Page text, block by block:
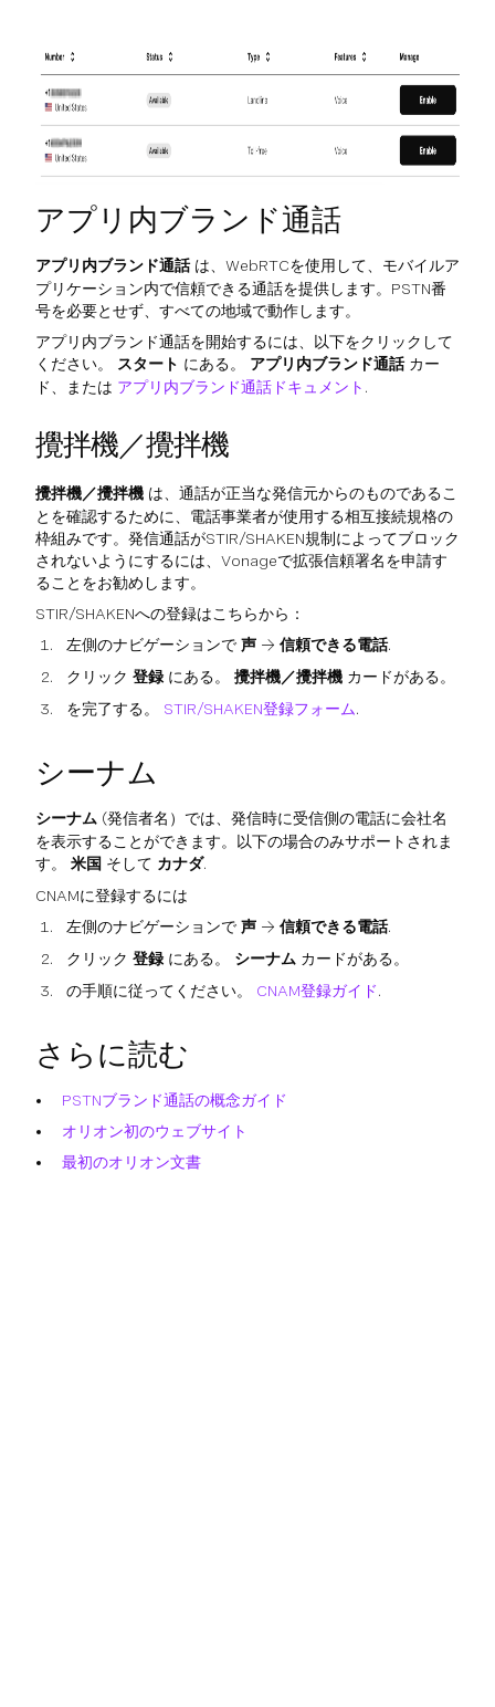
アプリ内ブランド通話
アプリ内ブランド通話は、WebRTCを使用して、モバイルア
プリケーション内で信頼できる通話を提供します。PSTN番
号を必要とせず、すべての地域で動作します。
アプリ内ブランド通話を開始するには、以下をクリックして
ください。
スタート にある。 アプリ内ブランド通話カー
ド、または アプリ内ブランド通話ドキュメント .
攪拌機／攪拌機
攪拌機／攪拌機 は、通話が正当な発信元からのものであるこ
とを確認するために、電話事業者が使用する相互接続規格の
枠組みです。発信通話がSTIR/SHAKEN規制によってブロック
されないようにするには、Vonageで拡張信頼署名を申請す
ることをお勧めします。
STIR/SHAKENへの登録はこちらから：
左側のナビゲーションで 声 → 信頼できる電話.
クリック 登録 にある。 攪拌機／攪拌機 カードがある。
を完了する。 STIR/SHAKEN登録フォーム.
シーナム
シーナム (発信者名）では、発信時に受信側の電話に会社名
を表示することができます。以下の場合のみサポートされま
す。 米国 そして カナダ.
CNAMに登録するには
左側のナビゲーションで 声 → 信頼できる電話.
クリック 登録 にある。 シーナム カードがある。
の手順に従ってください。 CNAM登録ガイド.
さらに読む
PSTNブランド通話の概念ガイド
オリオン初のウェブサイト
最初のオリオン文書